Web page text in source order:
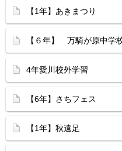
【1年】あきまつり
【６年】 万騎が原中学
4年愛川校外学習
【6年】さちフェス
【1年】秋遠足